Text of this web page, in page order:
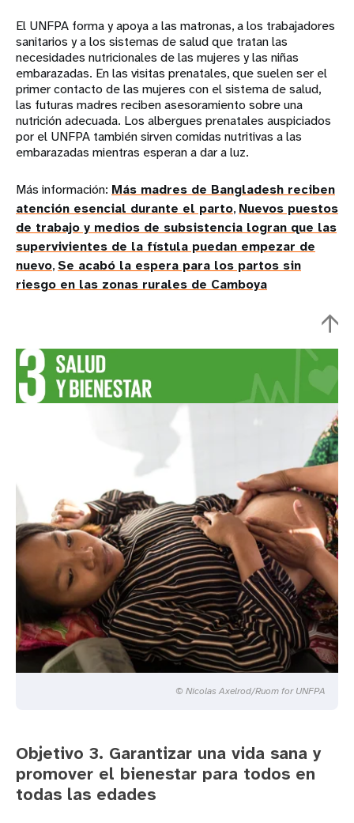
El UNFPA forma y apoya a las matronas, a los trabajadores
sanitarios y a los sistemas de salud que tratan las
necesidades nutricionales de las mujeres y las niñas
embarazadas. En las visitas prenatales, que suelen ser el
primer contacto de las mujeres con el sistema de salud,
las futuras madres reciben asesoramiento sobre una
nutrición adecuada. Los albergues prenatales auspiciados
por el UNFPA también sirven comidas nutritivas a las
embarazadas mientras esperan a dar a luz.
Más información: Más madres de Bangladesh reciben
atención esencial durante el parto, Nuevos puestos
de trabajo y medios de subsistencia logran que las
supervivientes de la fístula puedan empezar de
nuevo, Se acabó la espera para los partos sin
riesgo en las zonas rurales de Camboya
© Nicolas Axelrod/Ruom for UNFPA
Objetivo 3. Garantizar una vida sana y
promover el bienestar para todos en
todas las edades